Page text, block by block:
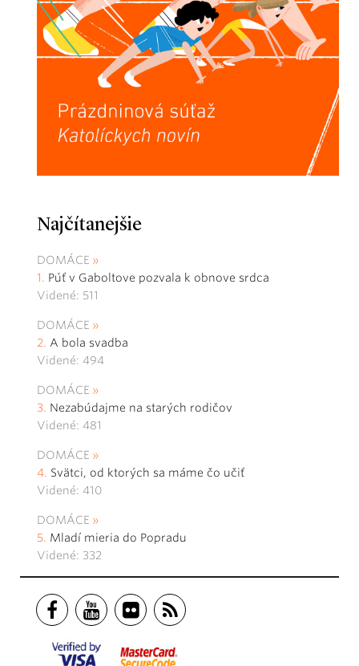
Najčítanejšie
DOMÁCE
Púť v Gaboltove pozvala k obnove srdca
Videné: 511
DOMÁCE
A bola svadba
Videné: 494
DOMÁCE
Nezabúdajme na starých rodičov
Videné: 481
DOMÁCE
Svätci, od ktorých sa máme čo učiť
Videné: 410
DOMÁCE
Mladí mieria do Popradu
Videné: 332